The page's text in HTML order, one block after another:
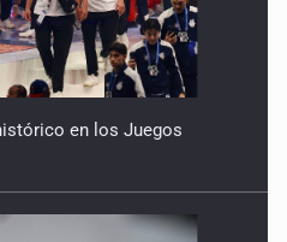
en los Juegos